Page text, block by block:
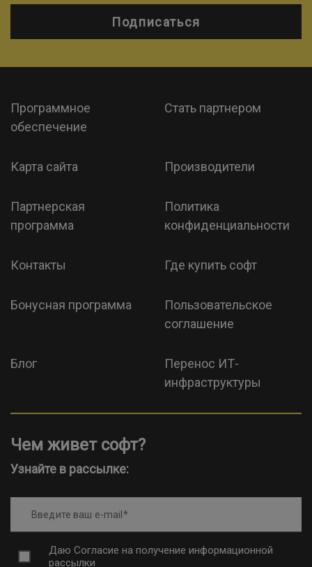
Подписаться
Программное
обеспечение
Стать партнером
Карта сайта Производители
Партнерская
программа
Политика
конфиденциальности
Контакты Где купить софт
Бонусная программа
Пользовательское
соглашение
Блог
Перенос ИТ-
инфраструктуры
Чем живет софт?
Узнайте в рассылке:
Введите ваш e-mail
Даю Согласие на получение информационной
рассылки